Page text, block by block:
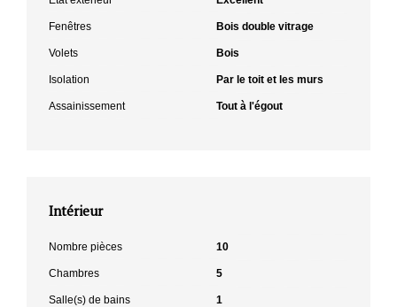
Fenêtres Bois double vitrage
Volets Bois
Isolation Par le toit et les murs
Assainissement Tout à l'égout
Intérieur
Nombre pièces 10
Chambres 5
Salle(s) de bains 1